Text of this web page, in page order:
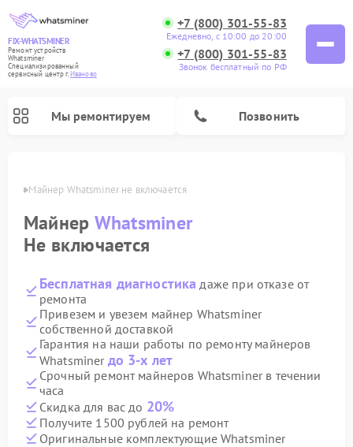
FIX-WHATSMINER
Ремонт устройств
Whatsminer
Специализированный
cервисный центр г.Иваново
+7 (800) 301-55-83
Ежедневно, с 10:00 до 20:00
+7 (800) 301-55-83
Звонок бесплатный по РФ
Мы ремонтируем Позвонить
Майнер Whatsminer не включается
Майнер Whatsminer
Не включается
Бесплатная диагностика даже при отказе от
ремонта
Привезем и увезем майнер Whatsminer
собственной доставкой
Гарантия на наши работы по ремонту майнеров
Whatsminer до 3-х лет
Срочный ремонт майнеров Whatsminer в течении
часа
Скидка для вас до 20%
Получите 1500 рублей на ремонт
Оригинальные комплектующие Whatsminer